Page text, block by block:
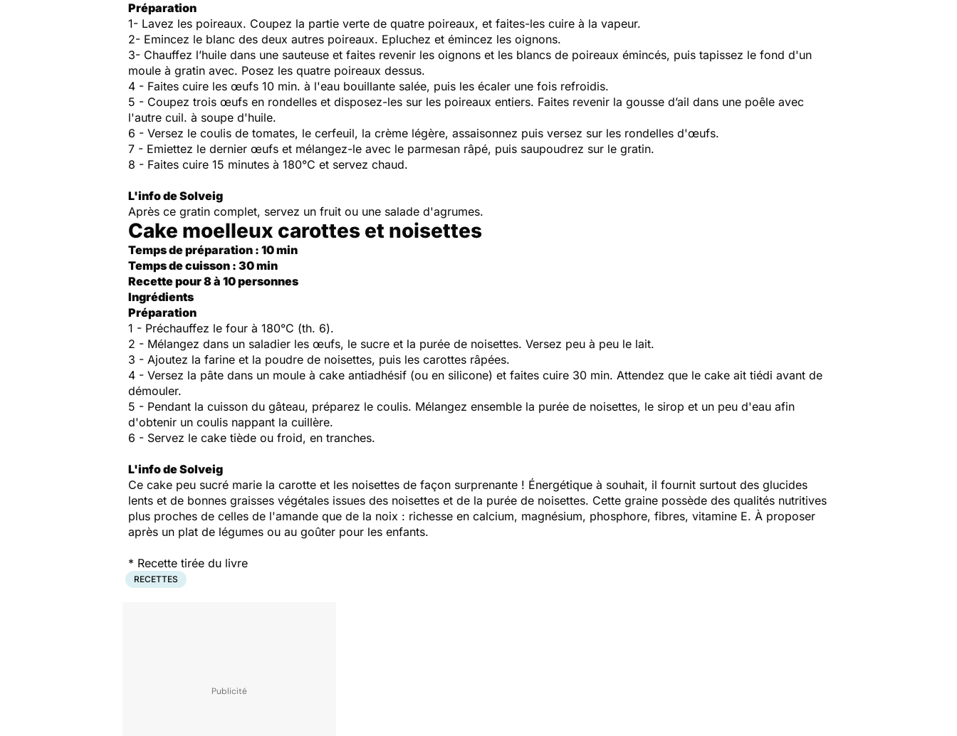
Préparation
1- Lavez les poireaux. Coupez la partie verte de quatre poireaux, et faites-les cuire à la vapeur.
2- Emincez le blanc des deux autres poireaux. Epluchez et émincez les oignons.
3- Chauffez l’huile dans une sauteuse et faites revenir les oignons et les blancs de poireaux émincés, puis tapissez le fond d'un
moule à gratin avec. Posez les quatre poireaux dessus.
4 - Faites cuire les œufs 10 min. à l'eau bouillante salée, puis les écaler une fois refroidis.
5 - Coupez trois œufs en rondelles et disposez-les sur les poireaux entiers. Faites revenir la gousse d’ail dans une poêle avec
l'autre cuil. à soupe d'huile.
6 - Versez le coulis de tomates, le cerfeuil, la crème légère, assaisonnez puis versez sur les rondelles d'œufs.
7 - Emiettez le dernier œufs et mélangez-le avec le parmesan râpé, puis saupoudrez sur le gratin.
8 - Faites cuire 15 minutes à 180°C et servez chaud.
L'info de Solveig
Après ce gratin complet, servez un fruit ou une salade d'agrumes.
Cake moelleux carottes et noisettes
Temps de préparation : 10 min
Temps de cuisson : 30 min
Recette pour 8 à 10 personnes
Ingrédients
Préparation
1 - Préchauffez le four à 180°C (th. 6).
2 - Mélangez dans un saladier les œufs, le sucre et la purée de noisettes. Versez peu à peu le lait.
3 - Ajoutez la farine et la poudre de noisettes, puis les carottes râpées.
4 - Versez la pâte dans un moule à cake antiadhésif (ou en silicone) et faites cuire 30 min. Attendez que le cake ait tiédi avant de
démouler.
5 - Pendant la cuisson du gâteau, préparez le coulis. Mélangez ensemble la purée de noisettes, le sirop et un peu d'eau afin
d'obtenir un coulis nappant la cuillère.
6 - Servez le cake tiède ou froid, en tranches.
L'info de Solveig
Ce cake peu sucré marie la carotte et les noisettes de façon surprenante ! Énergétique à souhait, il fournit surtout des glucides
lents et de bonnes graisses végétales issues des noisettes et de la purée de noisettes. Cette graine possède des qualités nutritives
plus proches de celles de l'amande que de la noix : richesse en calcium, magnésium, phosphore, fibres, vitamine E. À proposer
après un plat de légumes ou au goûter pour les enfants.
* Recette tirée du livre
RECETTES